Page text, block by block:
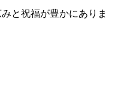
と祝福が豊かにありま